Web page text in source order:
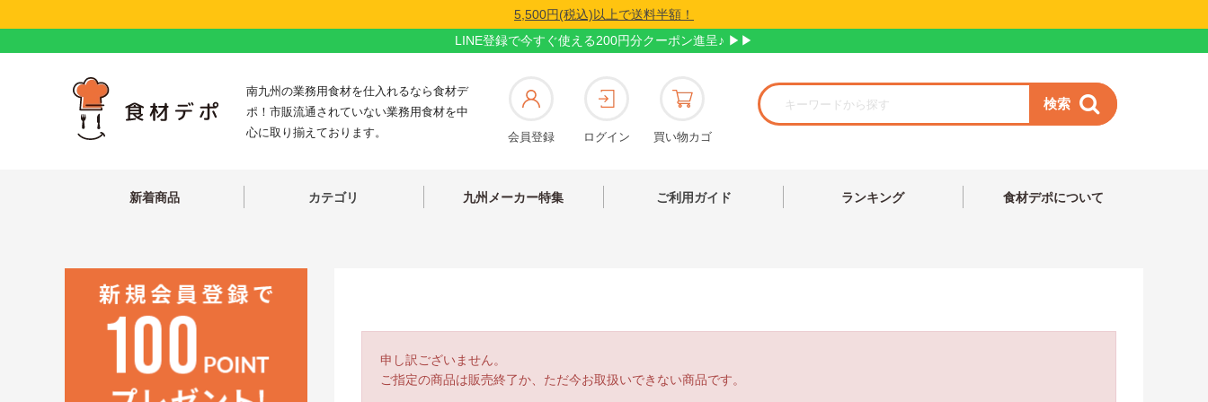
5,500円(税込)以上で送料半額！
LINE登録で今すぐ使える200円分クーポン進呈♪ ▶▶
南九州の業務用食材を仕入れるなら食材デ
ポ！市販流通されていない業務用食材を中
心に取り揃えております。
会員登録 ログイン 買い物カゴ
検索
新着商品 カテゴリ 九州メーカー特集 ご利用ガイド ランキング 食材デポについて
申し訳ございません。
ご指定の商品は販売終了か、ただ今お取扱いできない商品です。